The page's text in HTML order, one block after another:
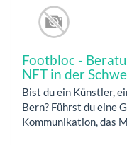
Footbloc -
NFT in der
Bist du ein Künstler,
Bern? Führst du eine
Kommunikation, das